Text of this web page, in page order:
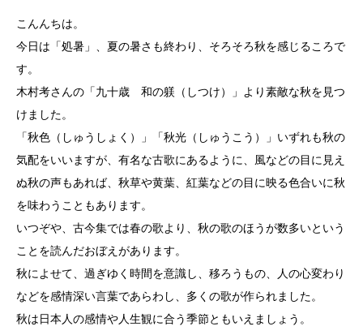
こんんちは。
今日は「処暑」、夏の暑さも終わり、そろそろ秋を感じるころで
す。
木村考さんの「九十歳 和の躾（しつけ）」より素敵な秋を見つ
けました。
「秋色（しゅうしょく）」「秋光（しゅうこう）」いずれも秋の
気配をいいますが、有名な古歌にあるように、風などの目に見え
ぬ秋の声もあれば、秋草や黄葉、紅葉などの目に映る色合いに秋
を味わうこともあります。
いつぞや、古今集では春の歌より、秋の歌のほうが数多いという
ことを読んだおぼえがあります。
秋によせて、過ぎゆく時間を意識し、移ろうもの、人の心変わり
などを感情深い言葉であらわし、多くの歌が作られました。
秋は日本人の感情や人生観に合う季節ともいえましょう。